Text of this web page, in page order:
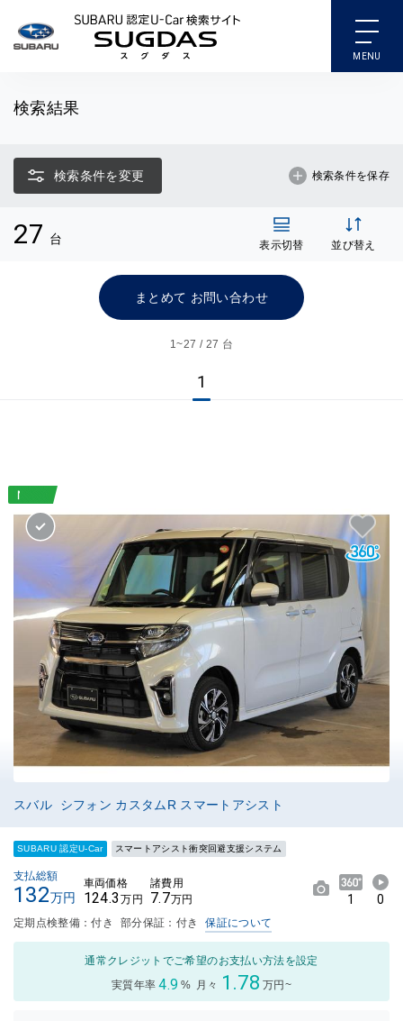
SUBARU 認定U-Car検索
検索結果
検索条件を変更 検索条件を保存
27 台 表示切替 並び替え
まとめて お問い合わせ
1~27 / 27 台
1
スバル シフォン カスタムR スマートアシスト
SUBARU 認定U-Car スマートアシスト衝突回避支援システム
支払総額
132万円
車両価格
124.3 万円
諸費用
7.7万円 1 0
定期点検整備：付き 部分保証：付き 保証について
通常クレジットでご希望のお支払い方法を設定
実質年率 4.9 % 月々 1.78 万円~